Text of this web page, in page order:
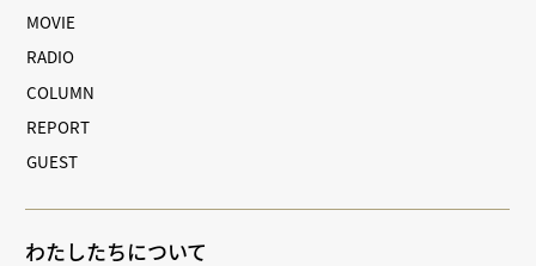
MOVIE
RADIO
COLUMN
REPORT
GUEST
わたしたちについて